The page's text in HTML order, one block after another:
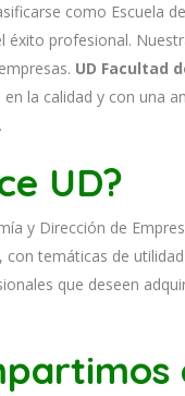
como Escuela
éxito profesional. Nuest
empresas. UD Facultad
en la calidad y con una
.
UD?
y Dirección de
, con temáticas de
que deseen